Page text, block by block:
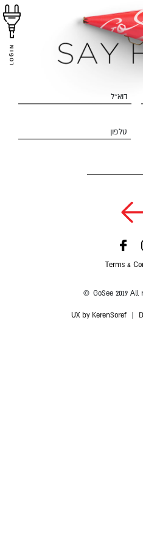
LOGIN
דוא״ל
טלפון
Terms &
© GoSee 2019 All
UX by KerenSoref